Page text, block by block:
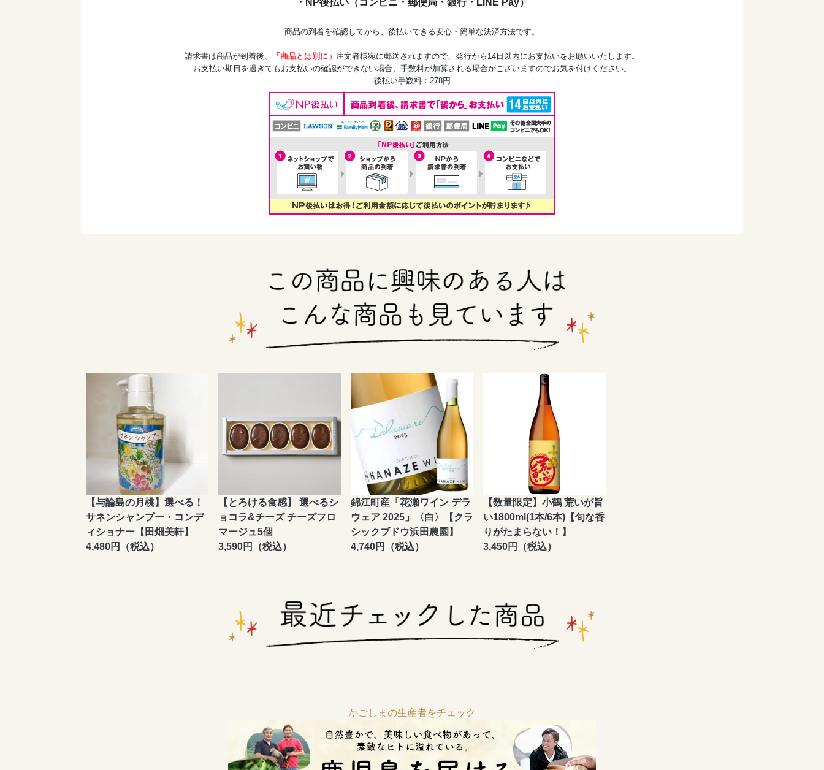
商品の到着を確認してから、後払いできる安心・簡単な決済方法です。
請求書は商品が到着後、 「商品とは別に」 注文者様宛に郵送されますので、発行から14日以内にお支払いをお願いいたします。
お支払い期日を過ぎてもお支払いの確認ができない場合、手数料が加算される場合がございますのでお気を付けください。
後払い手数料：278円
【与論島の月桃】選べる！
サネンシャンプー・コンデ
ィショナー【田畑美軒】
4,480円（税込）
【とろける食感】 選べるシ
ョコラ&チーズ チーズフロ
マージュ5個
3,590円（税込）
錦江町産「花瀬ワイン デラ
ウェア 2025」〈白〉【クラ
シックブドウ浜田農園】
4,740円（税込）
【数量限定】小鶴 荒いが旨
い1800ml(1本/6本)【旬な香
りがたまらない！】
3,450円（税込）
かごしまの生産者をチェック